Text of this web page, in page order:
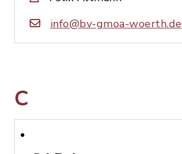
info@bv-gmoa-woerth.de
C